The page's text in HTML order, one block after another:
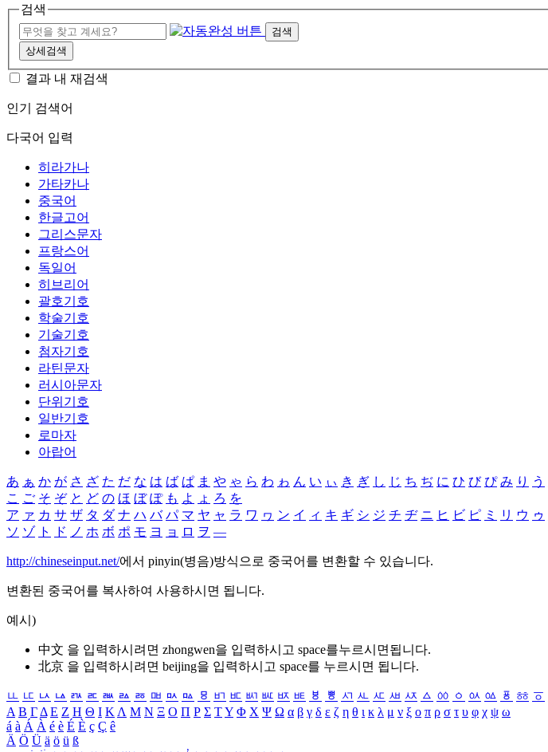
검색
검색
상세검색
결과 내 재검색
인기 검색어
다국어 입력
히라가나
가타카나
중국어
한글고어
그리스문자
프랑스어
독일어
히브리어
괄호기호
학술기호
기술기호
첨자기호
라틴문자
러시아문자
단위기호
일반기호
로마자
아랍어
あ ぁ か が さ ざ た だ な は ば ぱ ま や ゃ ら わ ゎ ん い ぃ き ぎ し じ ち ぢ に ひ び ぴ み り う
こ ご そ ぞ と ど の ほ ぼ ぽ も よ ょ ろ を
ア ァ カ サ ザ タ ダ ナ ハ バ パ マ ヤ ャ ラ ワ ヮ ン イ ィ キ ギ シ ジ チ ヂ ニ ヒ ビ ピ ミ リ ウ ゥ
ソ ゾ ト ド ノ ホ ボ ポ モ ヨ ョ ロ ヲ ―
http://chineseinput.net/에서 pinyin(병음)방식으로 중국어를 변환할 수 있습니다.
변환된 중국어를 복사하여 사용하시면 됩니다.
예시)
中文 을 입력하시려면 zhongwen을 입력하시고 space를누르시면됩니다.
北京 을 입력하시려면 beijing을 입력하시고 space를 누르시면 됩니다.
ㅥ ㅦ ㅧ ㅨ ㅩ ㅪ ㅫ ㅬ ㅭ ㅮ ㅯ ㅰ ㅱ ㅲ ㅳ ㅴ ㅵ ㅶ ㅷ ㅸ ㅹ ㅺ ㅻ ㅼ ㅽ ㅾ ㅿ ㆀ ㆁ ㆂ ㆃ ㆄ ㆅ ㆆ
Α Β ΓΔ Ε Ζ Η Θ Ι ΚΛ Μ Ν Ξ Ο Π Ρ Σ ΤΥ Φ Χ Ψ Ω α β γ δ ε ζ η θ ι κ λ μ ν ξ ο π ρ σ τ υ φ χ ψ ω
á à Á À é è É È ç Ç ê
Ä Ö Ü ä ö ü ß